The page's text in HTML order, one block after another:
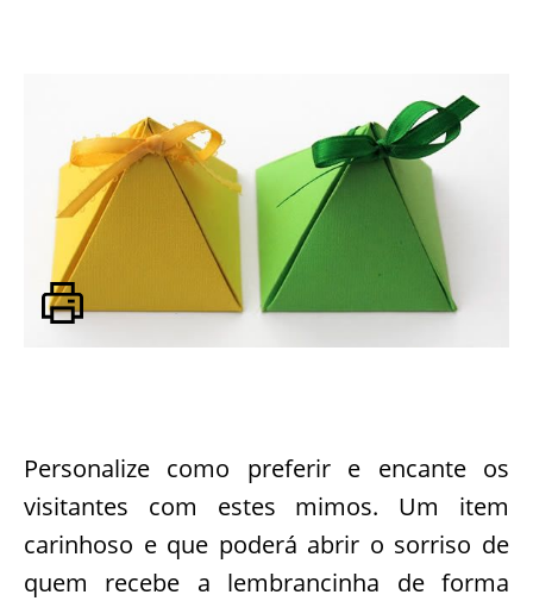
Personalize como preferir e encante os
visitantes com estes mimos. Um item
carinhoso e que poderá abrir o sorriso de
quem recebe a lembrancinha de forma